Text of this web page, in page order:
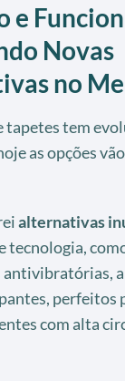
e
Novas
no
tapetes tem
as opções
alternativas
tecnologia,
antivibratórias,
perfeitos
com alta